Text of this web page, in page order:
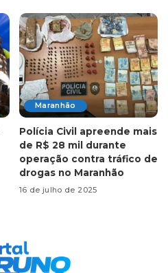
Maranhão
Polícia Civil apreende mais
de R$ 28 mil durante
operação contra tráfico de
drogas no Maranhão
16 de julho de 2025